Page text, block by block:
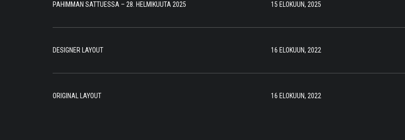
PAHIMMAN SATTUESSA – 28. HELMIKUUTA 2025 15 ELOKUUN, 2025
DESIGNER LAYOUT 16 ELOKUUN, 2022
ORIGINAL LAYOUT 16 ELOKUUN, 2022